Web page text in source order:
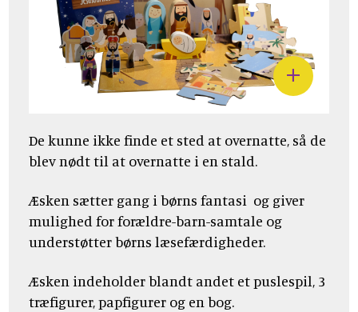
De kunne ikke finde et sted at overnatte, så de
blev nødt til at overnatte i en stald.
Æsken sætter gang i børns fantasi og giver
mulighed for forældre-barn-samtale og
understøtter børns læsefærdigheder.
Æsken indeholder blandt andet et puslespil, 3
træfigurer, papfigurer og en bog.